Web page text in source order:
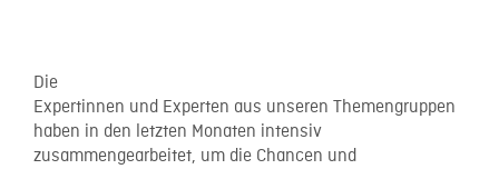
Die
Expertinnen und Experten aus unseren Themengruppen
haben in den letzten Monaten intensiv
zusammengearbeitet, um die Chancen und